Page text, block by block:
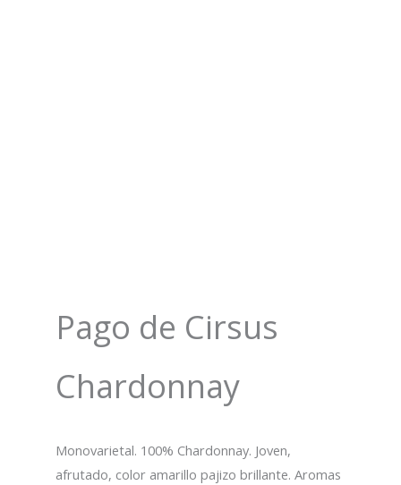
Pago de Cirsus
Chardonnay
Monovarietal. 100% Chardonnay. Joven,
afrutado, color amarillo pajizo brillante. Aromas